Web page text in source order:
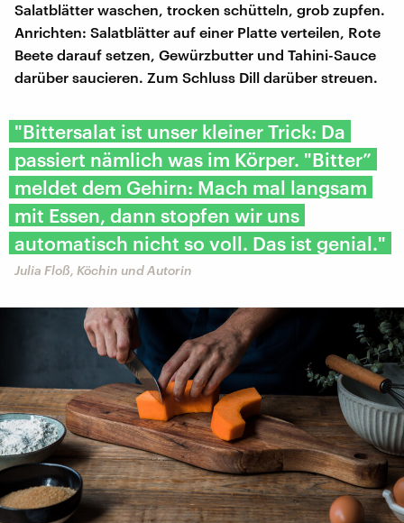
Salatblätter waschen, trocken schütteln, grob zupfen.
Anrichten: Salatblätter auf einer Platte verteilen, Rote
Beete darauf setzen, Gewürzbutter und Tahini-Sauce
darüber saucieren. Zum Schluss Dill darüber streuen.
"Bittersalat ist unser kleiner Trick: Da
passiert nämlich was im Körper. "Bitter”
meldet dem Gehirn: Mach mal langsam
mit Essen, dann stopfen wir uns
automatisch nicht so voll. Das ist genial."
Julia Floß, Köchin und Autorin